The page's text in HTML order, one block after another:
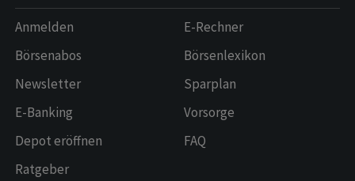
Anmelden
Börsenabos
Newsletter
E-Banking
Depot eröffnen
Ratgeber
E-Rechner
Börsenlexikon
Sparplan
Vorsorge
FAQ